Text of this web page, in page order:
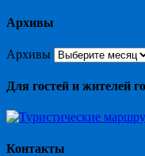
Архивы
Архивы
Для гостей и жителей
Контакты